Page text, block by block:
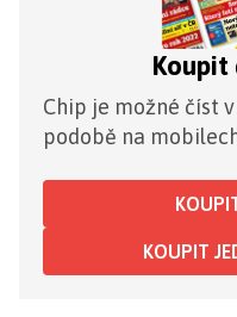
Koupit
Chip je možné číst
podobě na
KOUPIT